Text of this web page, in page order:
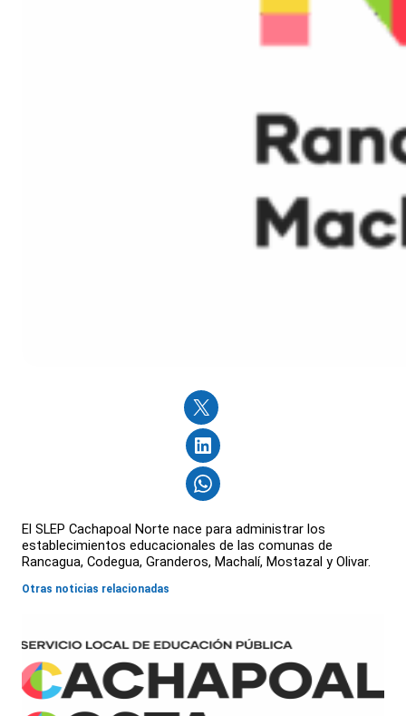
El SLEP Cachapoal Norte nace para administrar los
establecimientos educacionales de las comunas de
Rancagua, Codegua, Granderos, Machalí, Mostazal y Olivar.
Otras noticias relacionadas